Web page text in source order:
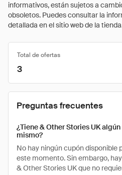
informativos, están sujetos a
obsoletos. Puedes consultar la
detallada en el sitio web de la
Total de ofertas
3
Preguntas frecuentes
¿Tiene & Other Stories UK
mismo?
No hay ningún cupón disponible
este momento. Sin embargo,
& Other Stories UK que no